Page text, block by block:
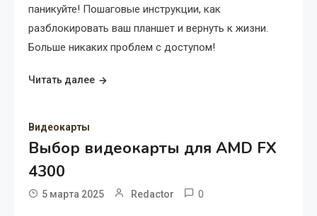
паникуйте! Пошаговые инструкции, как
разблокировать ваш планшет и вернуть к жизни.
Больше никаких проблем с доступом!
Читать далее
Видеокарты
Выбор видеокарты для AMD FX
4300
5 марта 2025 Redactor 0